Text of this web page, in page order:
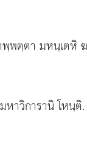
พฺพตฺตา มหนฺเต
วิการานิ โหนฺ